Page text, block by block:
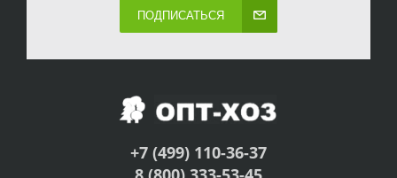
ПОДПИСАТЬСЯ
+7 (499) 110-36-37